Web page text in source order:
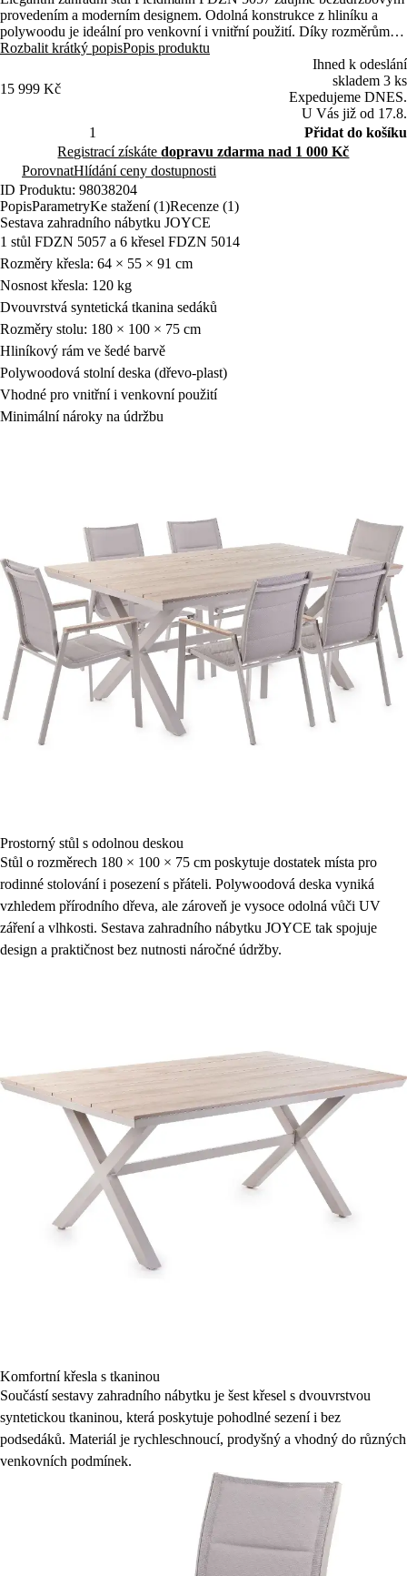
provedením a moderním designem. Odolná konstrukce z hliníku a
polywoodu je ideální pro venkovní i vnitřní použití. Díky rozměrům
180 × 100 × 75 cm nabízí dostatek prostoru pro pohodlné posezení.
Rozbalit krátký popisPopis produktu
15 999 Kč
Ihned k odeslání
skladem 3 ks
Expedujeme DNES.
U Vás již od 17.8.
Přidat do košíku
Registrací získátedopravu zdarma nad 1 000 Kč
PorovnatHlídání ceny dostupnosti
ID Produktu: 98038204
PopisParametryKe stažení (1)Recenze (1)
Sestava zahradního nábytku JOYCE
1 stůl FDZN 5057 a 6 křesel FDZN 5014
Rozměry křesla: 64 × 55 × 91 cm
Nosnost křesla: 120 kg
Dvouvrstvá syntetická tkanina sedáků
Rozměry stolu: 180 × 100 × 75 cm
Hliníkový rám ve šedé barvě
Polywoodová stolní deska (dřevo-plast)
Vhodné pro vnitřní i venkovní použití
Minimální nároky na údržbu
Prostorný stůl s odolnou deskou
Stůl o rozměrech 180 × 100 × 75 cm poskytuje dostatek místa pro
rodinné stolování i posezení s přáteli. Polywoodová deska vyniká
vzhledem přírodního dřeva, ale zároveň je vysoce odolná vůči UV
záření a vlhkosti. Sestava zahradního nábytku JOYCE tak spojuje
design a praktičnost bez nutnosti náročné údržby.
Komfortní křesla s tkaninou
Součástí sestavy zahradního nábytku je šest křesel s dvouvrstvou
syntetickou tkaninou, která poskytuje pohodlné sezení i bez
podsedáků. Materiál je rychleschnoucí, prodyšný a vhodný do různých
venkovních podmínek.